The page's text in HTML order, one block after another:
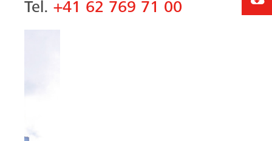
Tel. +41 62 769 71 00